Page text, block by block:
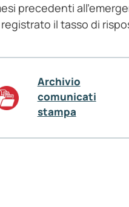
precedenti
il tasso di
Archivio
comunicati
stampa